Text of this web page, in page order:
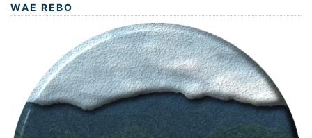
WAE REBO